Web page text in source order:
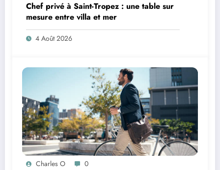
Chef privé à Saint-Tropez : une table sur
mesure entre villa et mer
4 Août 2026
Charles O 0